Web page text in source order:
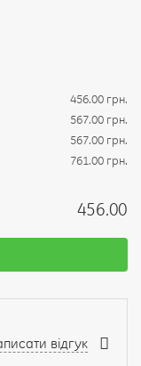
456.00 грн.
567.00 грн.
567.00 грн.
761.00 грн.
456.00
відгук